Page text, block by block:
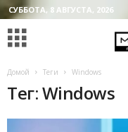
СУББОТА, 8 АВГУСТА, 2026
Домой Теги Windows
Тег: Windows